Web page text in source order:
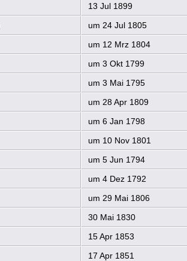
13 Jul 1899
um 24 Jul 1805
um 12 Mrz 1804
um 3 Okt 1799
um 3 Mai 1795
um 28 Apr 1809
um 6 Jan 1798
um 10 Nov 1801
um 5 Jun 1794
um 4 Dez 1792
um 29 Mai 1806
30 Mai 1830
15 Apr 1853
17 Apr 1851